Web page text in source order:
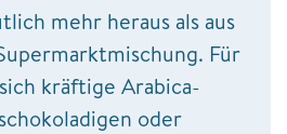
mehr heraus als aus
Für
kräftige Arabica-
oder